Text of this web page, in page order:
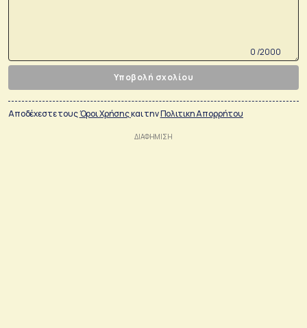
0 /2000
Υποβολή σχολίου
Αποδέχεστε τουςΌροι Χρήσηςκαι τηνΠολιτικη Απορρήτου